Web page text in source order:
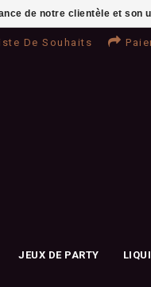
De Souhaits
JEUX DE PARTY
de notre clientèle et